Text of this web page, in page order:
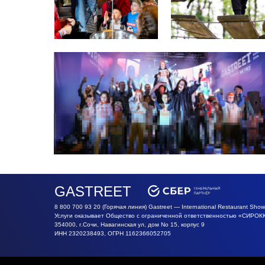
8 800 700 93 20 (Горячая линия) Gastreet — International Restaurant Show
Услуги оказывает Общество с ограниченной ответственностью
354000, г.Сочи, Навагинская ул, дом No 15, корпус 9
ИНН 2320238493, ОГРН 1162366052705
GASTREET